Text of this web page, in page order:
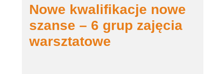
Nowe kwalifikacje nowe
szanse – 6 grup zajęcia
warsztatowe